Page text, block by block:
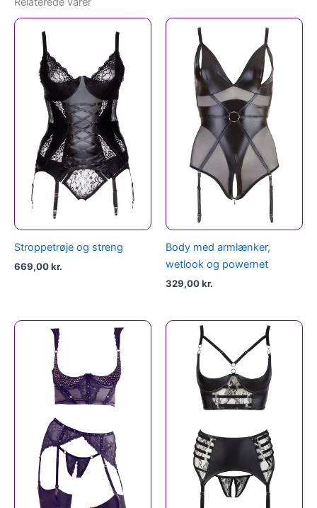
Stroppetrøje og streng
669,00kr.
Body med armlænker,
wetlook og powernet
329,00kr.